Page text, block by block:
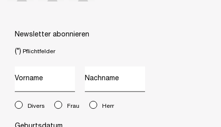
Newsletter abonnieren
(*) Pflichtfelder
Vorname Nachname
newslettersignup.title.legend
Divers Frau Herr